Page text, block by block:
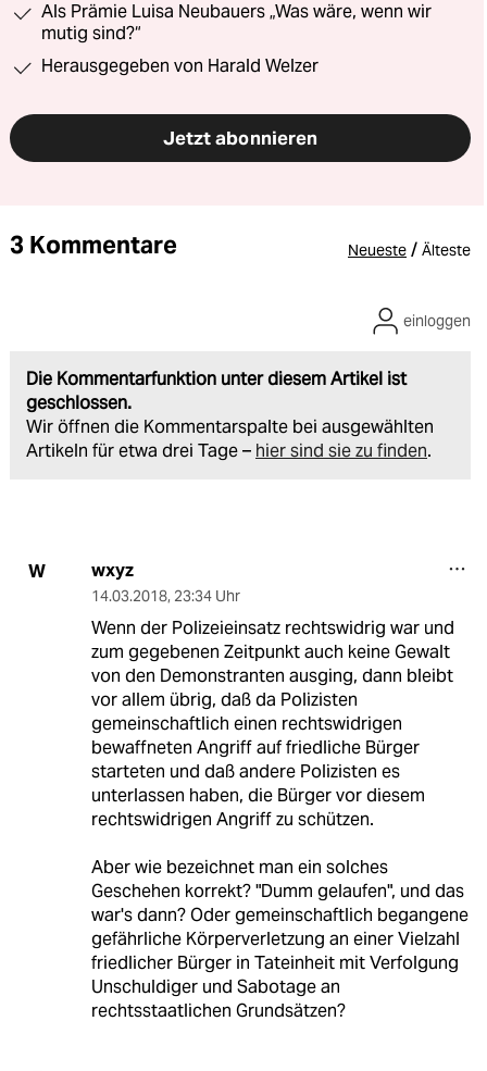
Als Prämie Luisa Neubauers „Was wäre, wenn wir
mutig sind?“
Herausgegeben von Harald Welzer
Jetzt abonnieren
3 Kommentare Neueste / Älteste
Die Kommentarfunktion unter diesem Artikel ist
geschlossen.
Wir öffnen die Kommentarspalte bei ausgewählten
Artikeln für etwa drei Tage – hier sind sie zu finden.
einloggen
W wxyz
14.03.2018, 23:34 Uhr
Wenn der Polizeieinsatz rechtswidrig war und
zum gegebenen Zeitpunkt auch keine Gewalt
von den Demonstranten ausging, dann bleibt
vor allem übrig, daß da Polizisten
gemeinschaftlich einen rechtswidrigen
bewaffneten Angriff auf friedliche Bürger
starteten und daß andere Polizisten es
unterlassen haben, die Bürger vor diesem
rechtswidrigen Angriff zu schützen.
Aber wie bezeichnet man ein solches
Geschehen korrekt? "Dumm gelaufen", und das
war's dann? Oder gemeinschaftlich begangene
gefährliche Körperverletzung an einer Vielzahl
friedlicher Bürger in Tateinheit mit Verfolgung
Unschuldiger und Sabotage an
rechtsstaatlichen Grundsätzen?